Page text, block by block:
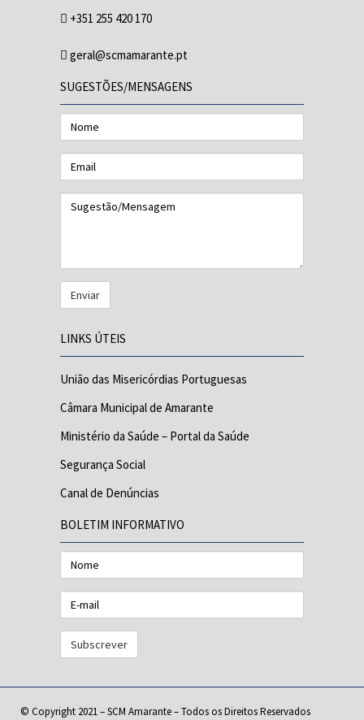
+351 255 420 170
geral@scmamarante.pt
SUGESTÕES/MENSAGENS
Nome
Email
Sugestão/Mensagem
LINKS ÚTEIS
União das Misericórdias Portuguesas
Câmara Municipal de Amarante
Ministério da Saúde – Portal da Saúde
Segurança Social
Canal de Denúncias
BOLETIM INFORMATIVO
Nome
E-
mail
© Copyright 2021 – SCM Amarante – Todos os Direitos Reservados